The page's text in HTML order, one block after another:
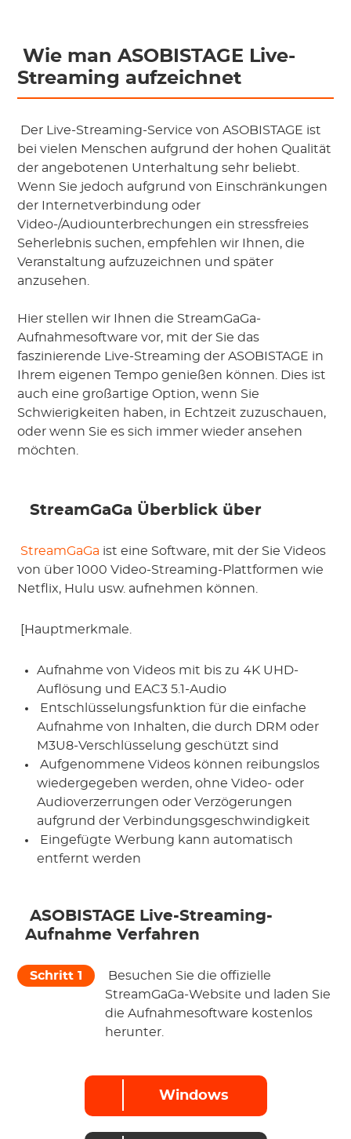
Streaming aufzeichnet
bei vielen Menschen aufgrund der hohen Qualität
der angebotenen Unterhaltung sehr beliebt.
Wenn Sie jedoch aufgrund von Einschränkungen
der Internetverbindung oder
Video-/Audiounterbrechungen ein stressfreies
Seherlebnis suchen, empfehlen wir Ihnen, die
Veranstaltung aufzuzeichnen und später
anzusehen.
Hier stellen wir Ihnen die StreamGaGa-
Aufnahmesoftware vor, mit der Sie das
faszinierende Live-Streaming der ASOBISTAGE in
Ihrem eigenen Tempo genießen können. Dies ist
auch eine großartige Option, wenn Sie
Schwierigkeiten haben, in Echtzeit zuzuschauen,
oder wenn Sie es sich immer wieder ansehen
möchten.
StreamGaGa Überblick über
StreamGaGa ist eine Software, mit der Sie Videos
von über 1000 Video-Streaming-Plattformen wie
Netflix, Hulu usw. aufnehmen können.
[Hauptmerkmale.
Aufnahme von Videos mit bis zu 4K UHD-
Auflösung und EAC3 5.1-Audio
Aufnahme von Inhalten, die durch DRM oder
M3U8-Verschlüsselung geschützt sind
Aufgenommene Videos können reibungslos
wiedergegeben werden, ohne Video- oder
Audioverzerrungen oder Verzögerungen
aufgrund der Verbindungsgeschwindigkeit
entfernt werden
ASOBISTAGE Live-Streaming-
Aufnahme Verfahren
Schritt 1
StreamGaGa-Website und laden Sie
die Aufnahmesoftware kostenlos
herunter.
Windows